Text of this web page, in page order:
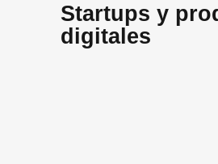
Startups y
digitales